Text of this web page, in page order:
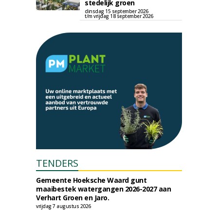
stedelijk groen
dinsdag 15 september 2026
t/m vrijdag 18 september 2026
TENDERS
Gemeente Hoeksche Waard gunt
maaibestek watergangen 2026-2027 aan
Verhart Groen en Jaro.
vrijdag 7 augustus 2026